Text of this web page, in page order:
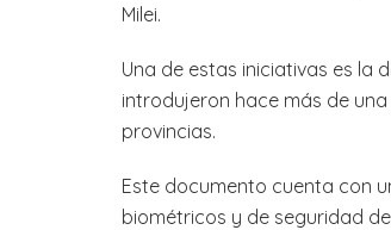
Milei.
Una de estas iniciativas es la
introdujeron hace más de
provincias.
Este documento cuenta con
biométricos y de seguridad